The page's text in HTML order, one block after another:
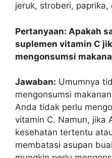
jeruk, stroberi, paprika,
Pertanyaan: Apakah
suplemen vitamin C
mengonsumsi
Jawaban: Umumnya
mengonsumsi
Anda tidak perlu
vitamin C. Namun, jika
kesehatan tertentu
membatasi asupan